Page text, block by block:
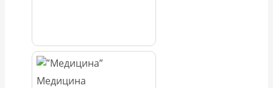
Медицина